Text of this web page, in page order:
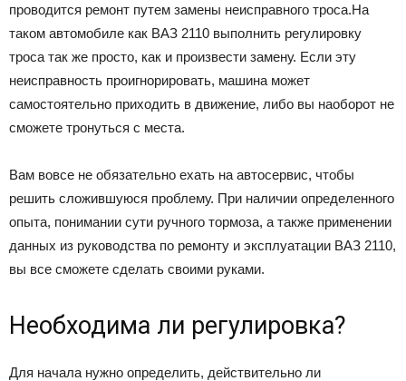
проводится ремонт путем замены неисправного троса.На
таком автомобиле как ВАЗ 2110 выполнить регулировку
троса так же просто, как и произвести замену. Если эту
неисправность проигнорировать, машина может
самостоятельно приходить в движение, либо вы наоборот не
сможете тронуться с места.
Вам вовсе не обязательно ехать на автосервис, чтобы
решить сложившуюся проблему. При наличии определенного
опыта, понимании сути ручного тормоза, а также применении
данных из руководства по ремонту и эксплуатации ВАЗ 2110,
вы все сможете сделать своими руками.
Необходима ли регулировка?
Для начала нужно определить, действительно ли